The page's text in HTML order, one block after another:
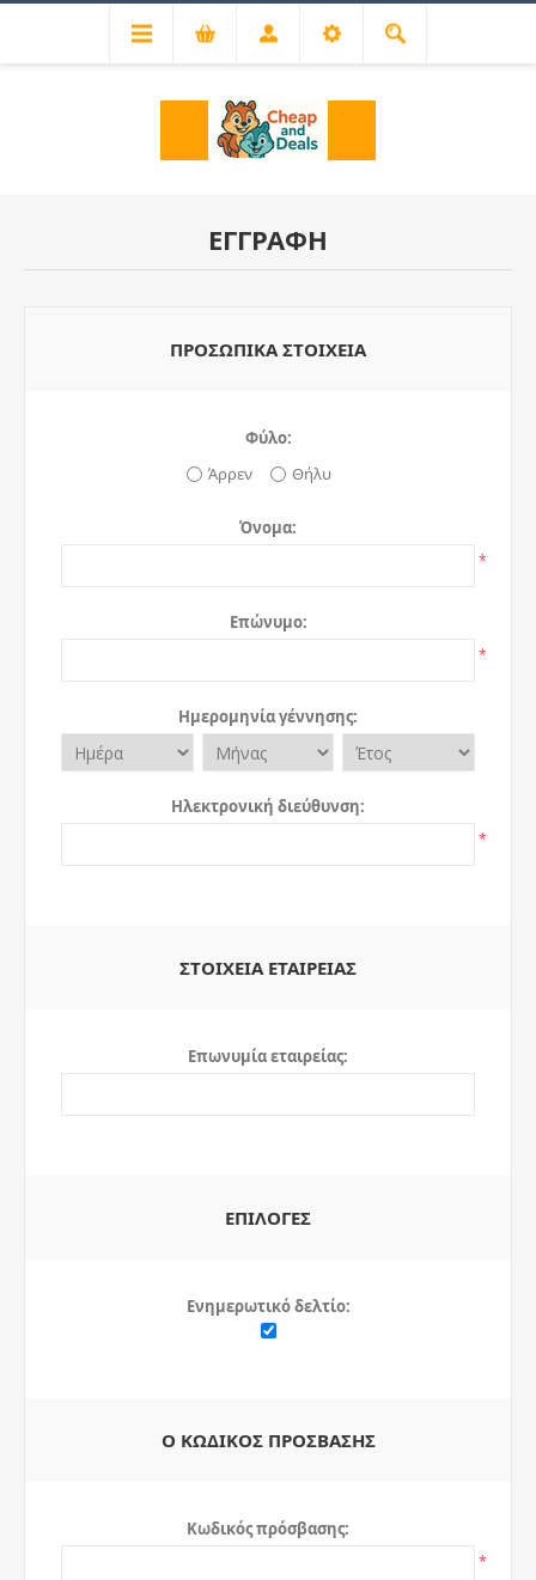
ΕΓΓΡΑΦΉ
ΠΡΟΣΩΠΙΚΆ ΣΤΟΙΧΕΊΑ
Φύλο:
Άρρεν
Θήλυ
Όνομα:
*
Επώνυμο:
*
Ημερομηνία γέννησης:
Ηλεκτρονική διεύθυνση:
*
ΣΤΟΙΧΕΊΑ ΕΤΑΙΡΕΊΑΣ
Επωνυμία εταιρείας:
ΕΠΙΛΟΓΈΣ
Ενημερωτικό δελτίο:
Ο ΚΩΔΙΚΌΣ ΠΡΌΣΒΑΣΗΣ
Κωδικός πρόσβασης:
*